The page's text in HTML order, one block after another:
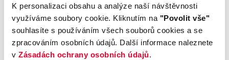
K personalizaci obsahu a analýze naší návštěvnosti
využíváme soubory cookie. Kliknutím na "Povolit vše"
souhlasíte s používáním všech souborů cookies a se
zpracováním osobních údajů. Další informace naleznete
v Zásadách ochrany osobních údajů.
Kontrola technického stavu
Motor
Převodovka a spojka
Nápravy a podvozek